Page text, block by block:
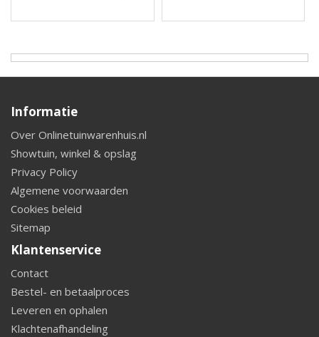
Informatie
Over Onlinetuinwarenhuis.nl
Showtuin, winkel & opslag
Privacy Policy
Algemene voorwaarden
Cookies beleid
Sitemap
Klantenservice
Contact
Bestel- en betaalproces
Leveren en ophalen
Klachtenafhandeling